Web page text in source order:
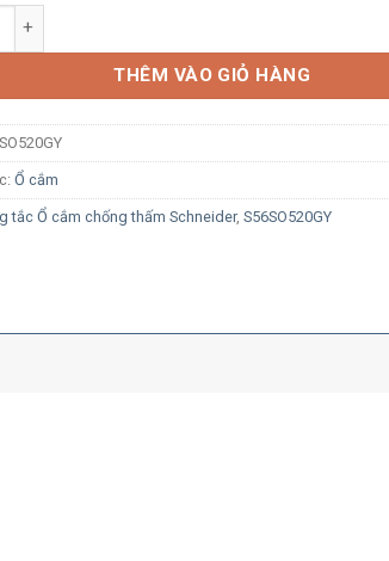
nghiệp Schneider S56SO520GY 5P 20A
THÊM VÀO GIỎ HÀNG
Ổ cắm
tắc Ổ cắm chống thấm Schneider, S56SO520GY